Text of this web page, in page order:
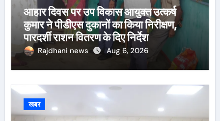
आहार दिवस पर उप विकास आयुक्त उत्कर्ष
कुमार ने पीडीएस दुकानों का किया निरीक्षण,
पारदर्शी राशन वितरण के दिए निर्देश
Rajdhani news Aug 6, 2026
खबर